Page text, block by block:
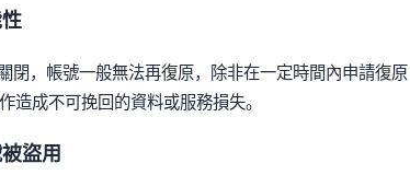
閉，帳號一般無法再復原，除非在一定時間內申請復
造成不可挽回的資料或服務損失。
盜用